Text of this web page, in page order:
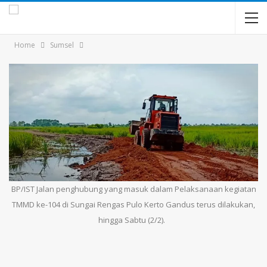
Home Sumsel
BP/IST Jalan penghubung yang masuk dalam Pelaksanaan kegiatan
TMMD ke-104 di Sungai Rengas Pulo Kerto Gandus terus dilakukan,
hingga Sabtu (2/2).